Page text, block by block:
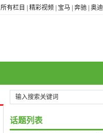
所有栏目 精彩视频 宝马 奔驰 奥迪
话题列表